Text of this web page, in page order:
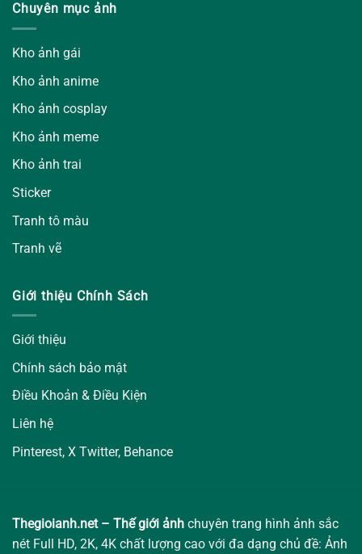
Chuyên mục ảnh
Kho ảnh gái
Kho ảnh anime
Kho ảnh cosplay
Kho ảnh meme
Kho ảnh trai
Sticker
Tranh tô màu
Tranh vẽ
Giới thiệu Chính Sách
Giới thiệu
Chính sách bảo mật
Điều Khoản & Điều Kiện
Liên hệ
Pinterest, X Twitter, Behance
Thegioianh.net – Thế giới ảnh chuyên trang hình ảnh sắc
nét Full HD, 2K, 4K chất lượng cao với đa dạng chủ đề: Ảnh